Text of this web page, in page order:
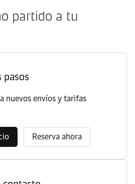
partido a tu
pasos
nuevos envíos y tarifas
Reserva ahora